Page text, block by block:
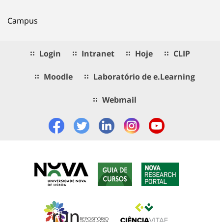
Campus
Login Intranet Hoje CLIP
Moodle Laboratório de e.Learning
Webmail